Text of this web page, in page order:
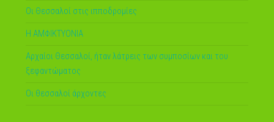
Οι Θεσσαλοί στις ιπποδρομίες
Η ΑΜΦΙΚΤΥΟΝΙΑ
Αρχαίοι Θεσσαλοί, ήταν λάτρεις των συμποσίων και του
ξεφαντώματος
Οι θεσσαλοί άρχοντες